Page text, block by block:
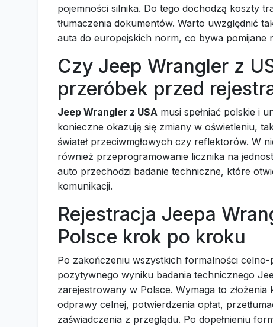
pojemności silnika. Do tego dochodzą koszty
tłumaczenia dokumentów. Warto uwzględnić
auta do europejskich norm, co bywa pomijane
Czy Jeep Wrangler z
przeróbek przed
Jeep Wrangler z USA musi spełniać polskie i
konieczne okazują się zmiany w oświetleniu,
świateł przeciwmgłowych czy reflektorów. W
również przeprogramowanie licznika na
auto przechodzi badanie techniczne, które
komunikacji.
Rejestracja Jeepa
Polsce krok po kroku
Po zakończeniu wszystkich formalności
pozytywnego wyniku badania technicznego
zarejestrowany w Polsce. Wymaga to
odprawy celnej, potwierdzenia opłat,
zaświadczenia z przeglądu. Po dopełnieniu